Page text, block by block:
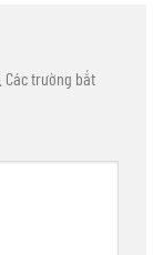
Các trường bắt